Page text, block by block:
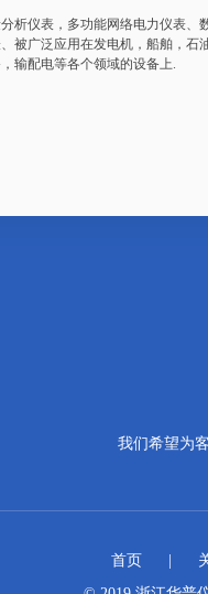
析仪表，多功能网络电力仪表、
被广泛应用在发电机，船舶，石
输配电等各个领域的设备上.
我们希望为
首页